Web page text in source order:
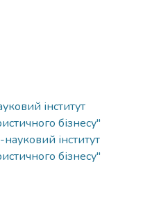
інститут
бізнесу"
науковий інститут
бізнесу"